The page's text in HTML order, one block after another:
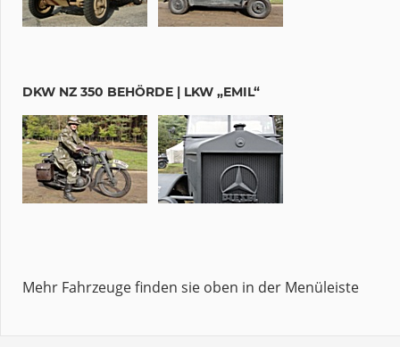
DKW NZ 350 BEHÖRDE | LKW „EMIL“
Mehr Fahrzeuge finden sie oben in der Menüleiste